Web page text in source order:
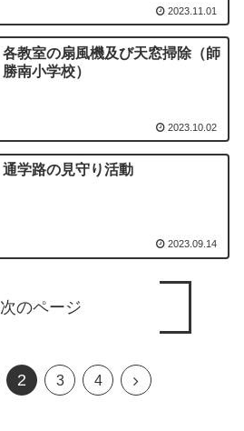
2023.11.01
各教室の扇風機及び天窓掃除（師
勝南小学校）
2023.10.02
通学路の見守り活動
2023.09.14
次のページ
2 3 4